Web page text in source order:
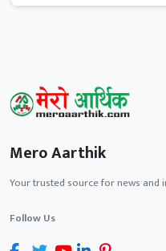
Mero Aarthik
Your trusted source for news and
Follow Us